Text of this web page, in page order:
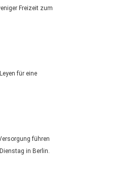
Freizeit zum
für eine
führen
in Berlin.